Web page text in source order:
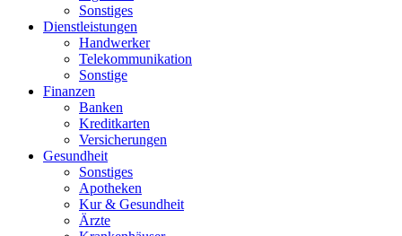
Sonstiges
Dienstleistungen
Handwerker
Telekommunikation
Sonstige
Finanzen
Banken
Kreditkarten
Versicherungen
Gesundheit
Sonstiges
Apotheken
Kur & Gesundheit
Ärzte